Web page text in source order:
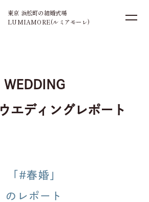
東京 浜松町の結婚式場
LUMIAMORE(ルミアモーレ)
03-5405-4414
WEDDING
ウエディングレポート
「#春婚」
のレポート